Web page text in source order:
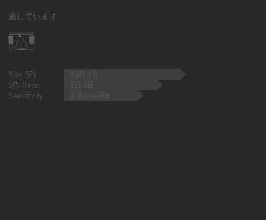
適しています:
Max. SPL 150 dB
S/N Ratio 70 dB
Sensitivity 2.8 mV/Pa